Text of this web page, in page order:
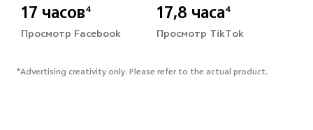
17 часов4
Просмотр Facebook
17,8 часа4
Просмотр TikTok
*Advertising creativity only. Please refer to the actual product.